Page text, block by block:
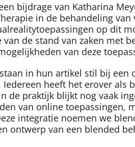
bijdrage van Katharina
in de behandeling
op dit
de stand van zaken met
van deze
in hun artikel stil bij
heeft het erover als
de praktijk blijkt nog vaak
van online toepassingen,
integratie noemen we
ontwerp van een blended